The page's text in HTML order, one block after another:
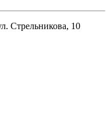
Стрельникова, 10